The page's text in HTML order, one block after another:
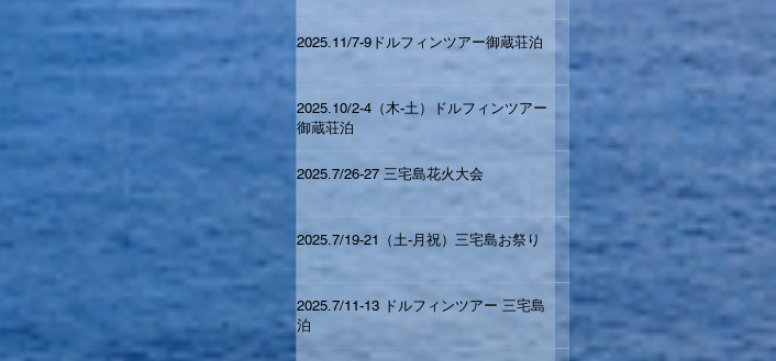
2025.11/7-9ドルフィンツアー御蔵荘泊
2025.10/2-4（木-土）ドルフィンツアー
御蔵荘泊
2025.7/26-27 三宅島花火大会
2025.7/19-21（土-月祝）三宅島お祭り
2025.7/11-13 ドルフィンツアー 三宅島
泊